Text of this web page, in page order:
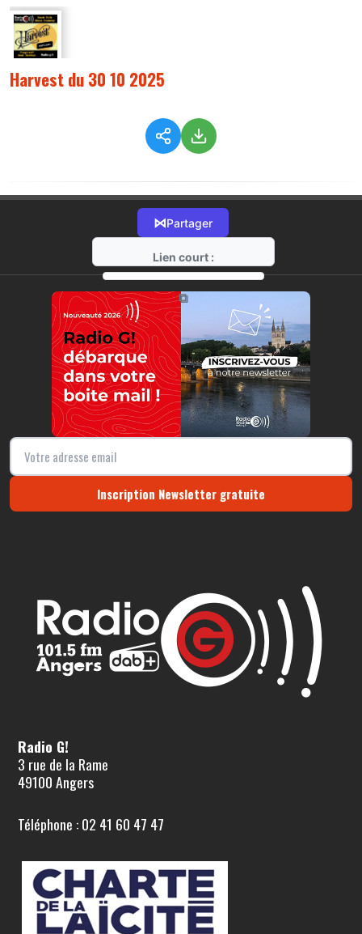
Harvest du 30 10 2025
⋈Partager
Lien court :
https://radio-g.fr?19030
⧉
Inscription Newsletter gratuite
Radio G!
3 rue de la Rame
49100 Angers
Téléphone : 02 41 60 47 47